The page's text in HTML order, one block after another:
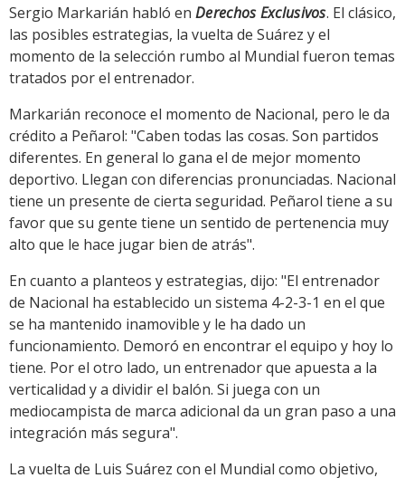
Link
Sergio Markarián habló en Derechos Exclusivos. El clásico,
las posibles estrategias, la vuelta de Suárez y el
momento de la selección rumbo al Mundial fueron temas
tratados por el entrenador.
Markarián reconoce el momento de Nacional, pero le da
crédito a Peñarol: "Caben todas las cosas. Son partidos
diferentes. En general lo gana el de mejor momento
deportivo. Llegan con diferencias pronunciadas. Nacional
tiene un presente de cierta seguridad. Peñarol tiene a su
favor que su gente tiene un sentido de pertenencia muy
alto que le hace jugar bien de atrás".
En cuanto a planteos y estrategias, dijo: "El entrenador
de Nacional ha establecido un sistema 4-2-3-1 en el que
se ha mantenido inamovible y le ha dado un
funcionamiento. Demoró en encontrar el equipo y hoy lo
tiene. Por el otro lado, un entrenador que apuesta a la
verticalidad y a dividir el balón. Si juega con un
mediocampista de marca adicional da un gran paso a una
integración más segura".
La vuelta de Luis Suárez con el Mundial como objetivo,